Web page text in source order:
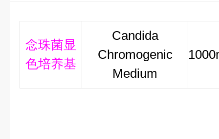
念珠菌显
色培养基
Candida
Chromogenic
Medium